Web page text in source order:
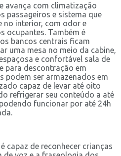
avança com climatização
passageiros e sistema que
no interior, com odor e
ocupantes. Também é
bancos centrais ficam
uma mesa no meio da cabine,
e confortável sala de
para descontração em
podem ser armazenados em
capaz de levar até oito
refrigerar seu conteúdo a até
funcionar por até 24h
capaz de reconhecer crianças